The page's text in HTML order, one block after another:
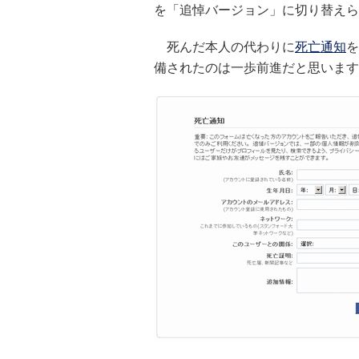
を「追悼バージョン」に切り替え
死んだ本人の代わりに死亡通知
備されたのは一歩前進だと思いま